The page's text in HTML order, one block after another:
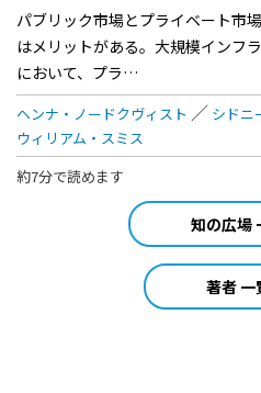
パブリック市場とプライベート市
はメリットがある。大規模インフ
において、プラ…
ヘンナ・ノードクヴィスト
シドニ
ウィリアム・スミス
約7分で読めます
知の広場
著者 一